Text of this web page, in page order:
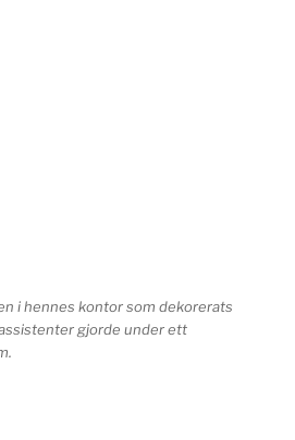
i hennes kontor som dekorerats
gjorde under ett